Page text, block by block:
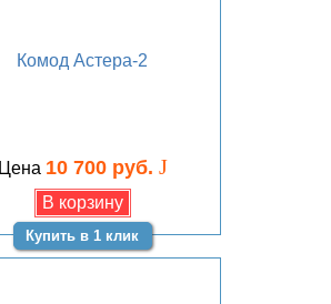
Комод Астера-2
Цена 10 700 руб. J
Купить в 1 клик